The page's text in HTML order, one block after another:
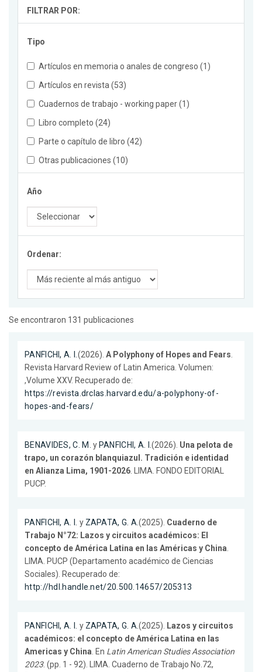
FILTRAR POR:
Tipo
Artículos en memoria o anales de congreso (1)
Artículos en revista (53)
Cuadernos de trabajo - working paper (1)
Libro completo (24)
Parte o capítulo de libro (42)
Otras publicaciones (10)
Año
Ordenar:
Se encontraron 131 publicaciones
PANFICHI, A. I.(2026). A Polyphony of Hopes and Fears.
Revista Harvard Review of Latin America. Volumen:
,Volume XXV. Recuperado de:
https://revista.drclas.harvard.edu/a-polyphony-of-
hopes-and-fears/
BENAVIDES, C. M. y PANFICHI, A. I.(2026). Una pelota de
trapo, un corazón blanquiazul. Tradición e identidad
en Alianza Lima, 1901-2026. LIMA. FONDO EDITORIAL
PUCP.
PANFICHI, A. I. y ZAPATA, G. A.(2025). Cuaderno de
Trabajo N°72: Lazos y circuitos académicos: El
concepto de América Latina en las Américas y China.
LIMA. PUCP (Departamento académico de Ciencias
Sociales). Recuperado de:
http://hdl.handle.net/20.500.14657/205313
PANFICHI, A. I. y ZAPATA, G. A.(2025). Lazos y circuitos
académicos: el concepto de América Latina en las
Americas y China. En Latin American Studies Association
2023. (pp. 1 - 92). LIMA. Cuaderno de Trabajo No.72,